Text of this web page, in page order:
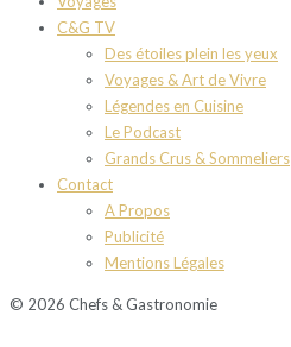
C&G TV
Des étoiles plein les yeux
Voyages & Art de Vivre
Légendes en Cuisine
Le Podcast
Grands Crus & Sommeliers
Contact
A Propos
Publicité
Mentions Légales
© 2026 Chefs & Gastronomie